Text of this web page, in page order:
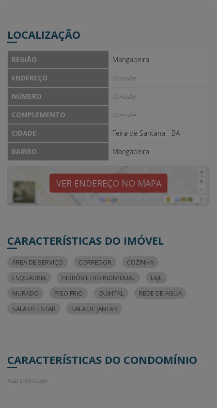
LOCALIZAÇÃO
REGIÃO
Mangabeira
ENDEREÇO
Consulte
NÚMERO Consulte
COMPLEMENTO Consulte
CIDADE
Feira de Santana - BA
BAIRRO
Mangabeira
VER ENDEREÇO NO MAPA
CARACTERÍSTICAS DO IMÓVEL
ÁREA DE SERVIÇO CORREDOR
COZINHA
ESQUADRIA
HIDRÔMETRO INDIVIDUAL
LAJE
MURADO
PISO FRIO QUINTAL
REDE DE AGUA
SALA DE ESTAR
SALA DE JANTAR
CARACTERÍSTICAS DO CONDOMÍNIO
Não Informado